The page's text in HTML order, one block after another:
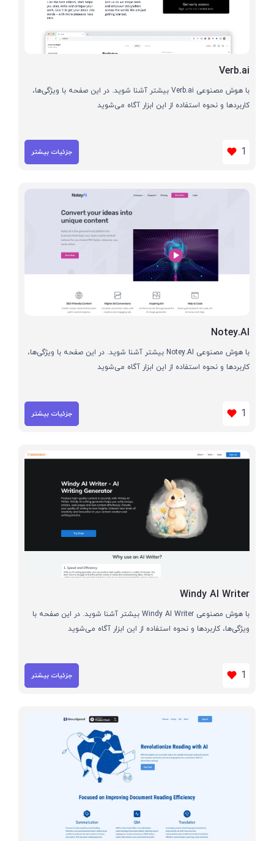
Verb.ai
با هوش مصنوعی Verb.ai بیشتر آشنا شوید. در این صفحه با ویژگی‌ها،
کاربردها و نحوه استفاده از این ابزار آگاه می‌شوید
1 جزئیات بیشتر
Notey.AI
با هوش مصنوعی Notey.AI بیشتر آشنا شوید. در این صفحه با ویژگی‌ها،
کاربردها و نحوه استفاده از این ابزار آگاه می‌شوید
1 جزئیات بیشتر
Windy AI Writer
با هوش مصنوعی Windy AI Writer بیشتر آشنا شوید. در این صفحه با
ویژگی‌ها، کاربردها و نحوه استفاده از این ابزار آگاه می‌شوید
1 جزئیات بیشتر